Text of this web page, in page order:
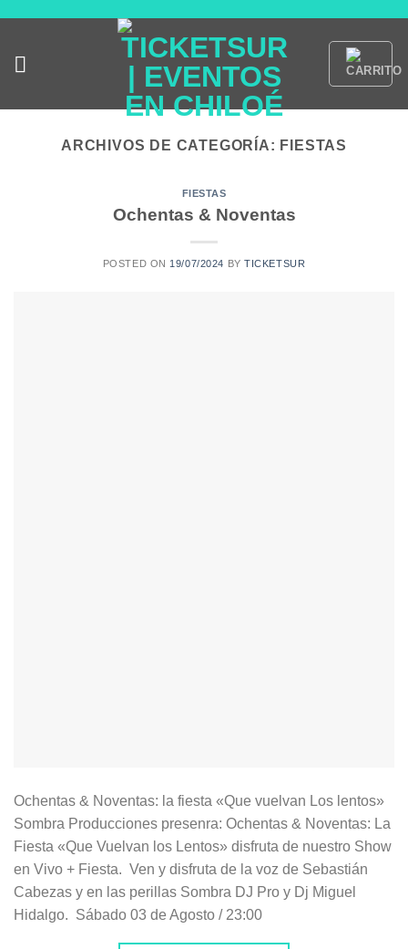
contenido
ARCHIVOS DE CATEGORÍA: FIESTAS
FIESTAS
Ochentas & Noventas
POSTED ON 19/07/2024 BYTICKETSUR
Ochentas & Noventas: la fiesta «Que vuelvan Los lentos»
Sombra Producciones presenra: Ochentas & Noventas: La
Fiesta «Que Vuelvan los Lentos» disfruta de nuestro Show
en Vivo + Fiesta. Ven y disfruta de la voz de Sebastián
Cabezas y en las perillas Sombra DJ Pro y Dj Miguel
Hidalgo. Sábado 03 de Agosto / 23:00